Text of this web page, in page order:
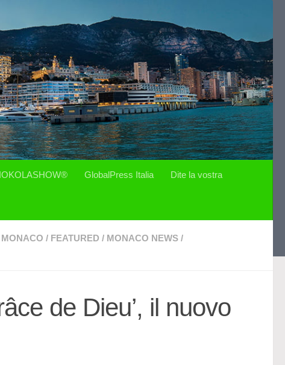
GlobalPress Italia Dite la vostra
/ FEATURED / MONACO NEWS /
de Dieu’, il nuovo